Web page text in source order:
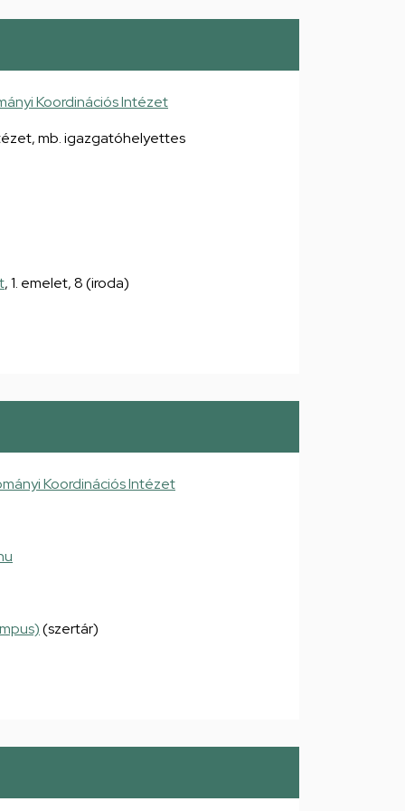
Koordinációs Intézet
mb. igazgatóhelyettes
, 1. emelet, 8 (iroda)
Koordinációs Intézet
(szertár)